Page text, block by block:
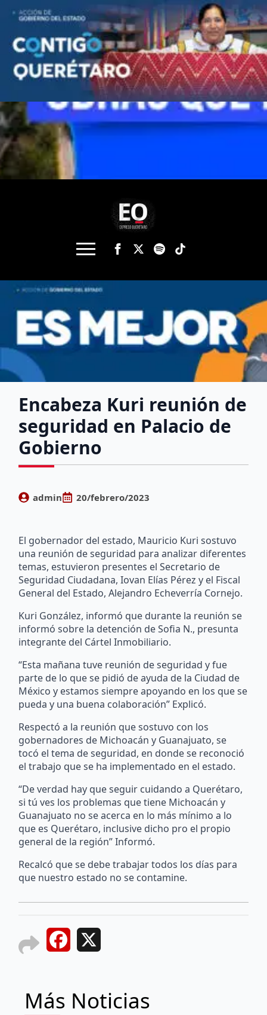
Encabeza Kuri reunión de
seguridad en Palacio de
Gobierno
admin 20/febrero/2023
El gobernador del estado, Mauricio Kuri sostuvo
una reunión de seguridad para analizar diferentes
temas, estuvieron presentes el Secretario de
Seguridad Ciudadana, Iovan Elías Pérez y el Fiscal
General del Estado, Alejandro Echeverría Cornejo.
Kuri González, informó que durante la reunión se
informó sobre la detención de Sofia N., presunta
integrante del Cártel Inmobiliario.
“Esta mañana tuve reunión de seguridad y fue
parte de lo que se pidió de ayuda de la Ciudad de
México y estamos siempre apoyando en los que se
pueda y una buena colaboración” Explicó.
Respectó a la reunión que sostuvo con los
gobernadores de Michoacán y Guanajuato, se
tocó el tema de seguridad, en donde se reconoció
el trabajo que se ha implementado en el estado.
“De verdad hay que seguir cuidando a Querétaro,
si tú ves los problemas que tiene Michoacán y
Guanajuato no se acerca en lo más mínimo a lo
que es Querétaro, inclusive dicho pro el propio
general de la región” Informó.
Recalcó que se debe trabajar todos los días para
que nuestro estado no se contamine.
Facebook
Más Noticias